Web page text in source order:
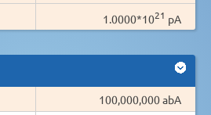
1.0000*1021 pA
100,000,000 abA